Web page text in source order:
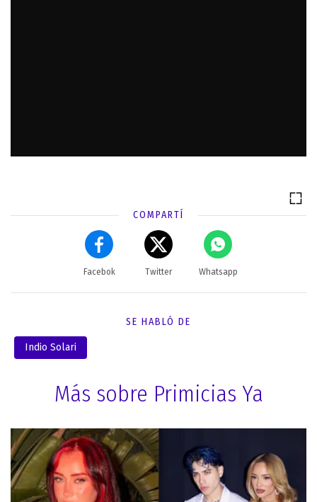
COMPARTÍ
Facebok Twitter Whatsapp
SE HABLÓ DE
Indio Solari
Más sobre Primicias Ya